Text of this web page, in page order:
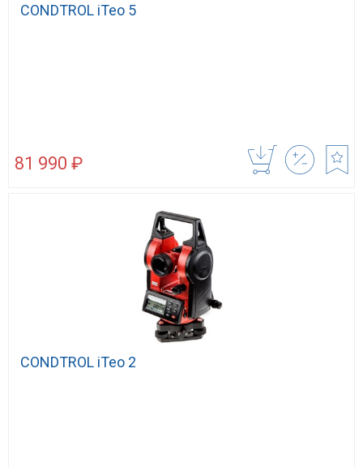
CONDTROL iTeo 5
81 990 ₽
CONDTROL iTeo 2